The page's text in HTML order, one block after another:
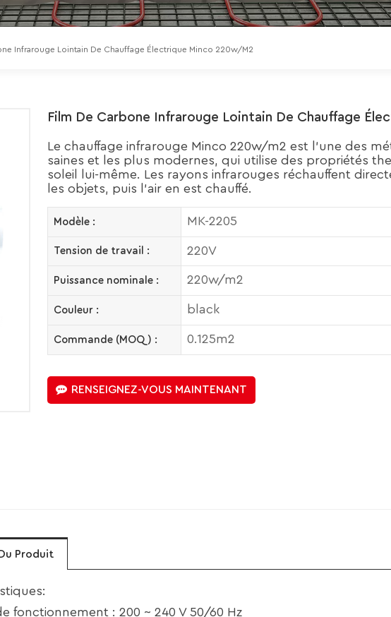
Infrarouge Lointain De Chauffage Électrique Minco 220w/m2
Film De Carbone Infrarouge Lointain De Chauffage
Le chauffage infrarouge Minco 220w/m2 est l'une des
saines et les plus modernes, qui utilise des propriétés
soleil lui-même. Les rayons infrarouges réchauffent
les objets, puis l'air en est chauffé.
Modèle : MK-2205
Tension de travail : 220V
Puissance nominale : 220w/m2
Couleur : black
Commande (MOQ) : 0.125m2
RENSEIGNEZ-VOUS MAINTENANT
Produit
fonctionnement : 200 ~ 240 V 50/60 Hz